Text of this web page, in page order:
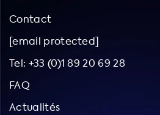
Contact
[email protected]
Tel: +33 (0)1 89 20 69 28
FAQ
Actualités